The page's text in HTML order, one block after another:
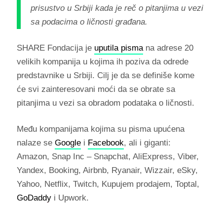
prisustvo u Srbiji kada je reč o pitanjima u vezi
sa podacima o ličnosti građana.
SHARE Fondacija je uputila pismana adrese 20
velikih kompanija u kojima ih poziva da odrede
predstavnike u Srbiji. Cilj je da se definiše kome
će svi zainteresovani moći da se obrate sa
pitanjima u vezi sa obradom podataka o ličnosti.
Među kompanijama kojima su pisma upućena
nalaze se Googlei Facebook, ali i giganti:
Amazon, Snap Inc – Snapchat, AliExpress, Viber,
Yandex, Booking, Airbnb, Ryanair, Wizzair, eSky,
Yahoo, Netflix, Twitch, Kupujem prodajem, Toptal,
GoDaddyi Upwork.